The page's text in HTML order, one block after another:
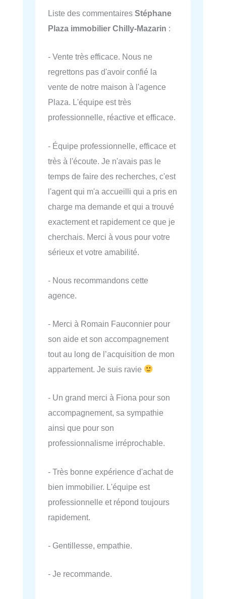
Liste des commentaires Stéphane
Plaza immobilier Chilly-Mazarin :
- Vente très efficace. Nous ne
regrettons pas d'avoir confié la
vente de notre maison à l'agence
Plaza. L'équipe est très
professionnelle, réactive et efficace.
- Équipe professionnelle, efficace et
très à l'écoute. Je n'avais pas le
temps de faire des recherches, c'est
l'agent qui m'a accueilli qui a pris en
charge ma demande et qui a trouvé
exactement et rapidement ce que je
cherchais. Merci à vous pour votre
sérieux et votre amabilité.
- Nous recommandons cette
agence.
- Merci à Romain Fauconnier pour
son aide et son accompagnement
tout au long de l’acquisition de mon
appartement. Je suis ravie
- Un grand merci à Fiona pour son
accompagnement, sa sympathie
ainsi que pour son
professionnalisme irréprochable.
- Très bonne expérience d'achat de
bien immobilier. L'équipe est
professionnelle et répond toujours
rapidement.
- Gentillesse, empathie.
- Je recommande.